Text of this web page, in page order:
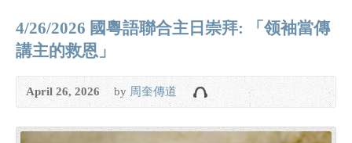
4/26/2026 國粵語聯合主日崇拜: 「领袖當傳
講主的救恩」
April 26, 2026 by 周奎傳道